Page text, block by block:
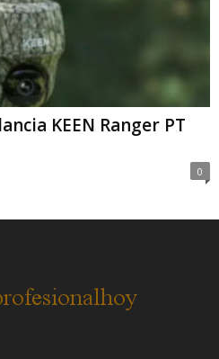
KEEN Ranger PT
0